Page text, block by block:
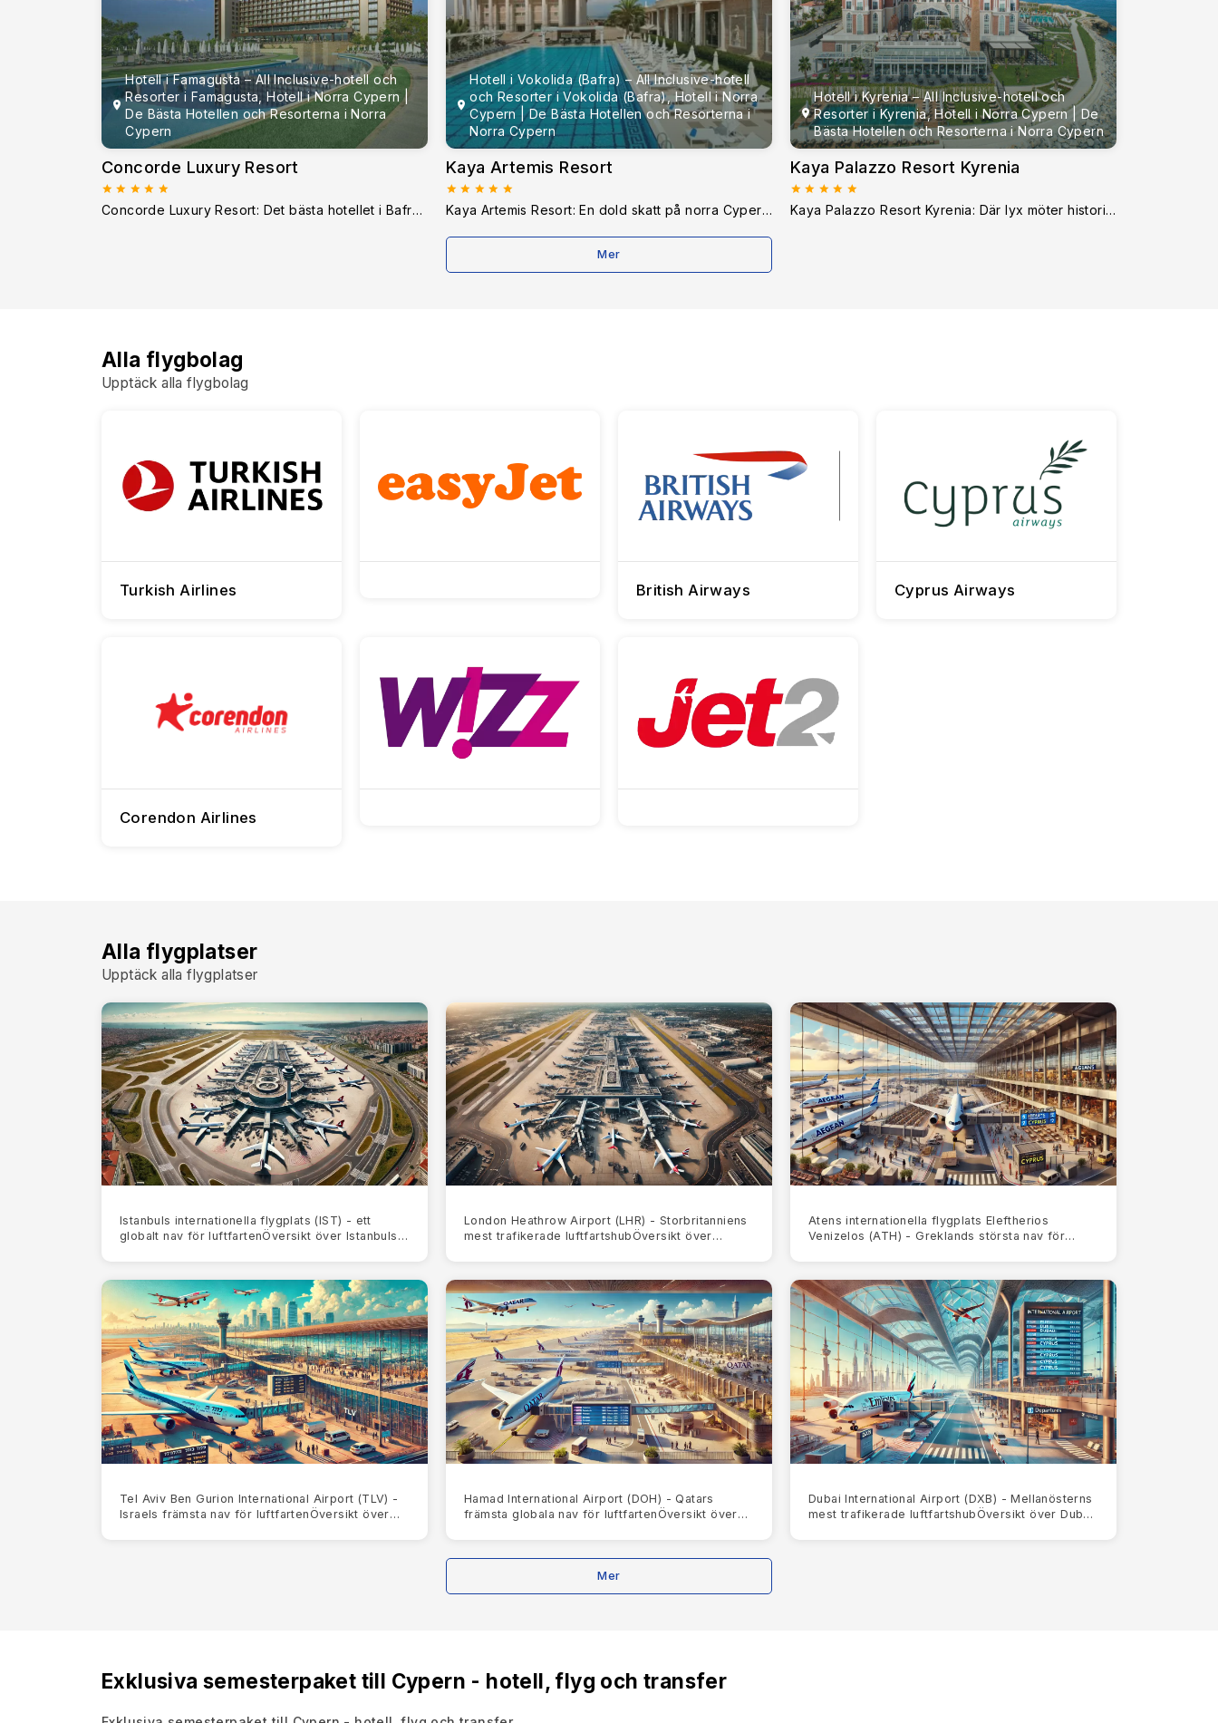
Hotell i Famagusta – All Inclusive-hotell och
Resorter i Famagusta, Hotell i Norra Cypern |
De Bästa Hotellen och Resorterna i Norra
Cypern
Concorde Luxury Resort
Concorde Luxury Resort: Det bästa hotellet i Bafra, norra CypernThe Concorde Luxury Resort i Bafra erbjuder en vacker blandning av lyxiga bekvämligheter, fant
Hotell i Vokolida (Bafra) – All Inclusive-hotell
och Resorter i Vokolida (Bafra), Hotell i Norra
Cypern | De Bästa Hotellen och Resorterna i
Norra Cypern
Kaya Artemis Resort
Kaya Artemis Resort: En dold skatt på norra CypernKaya Artemis Resort är ett arkitektoniskt underverk som kombinerar det förflutnas skönhet med modern lyxko
Hotell i Kyrenia – All Inclusive-hotell och
Resorter i Kyrenia, Hotell i Norra Cypern | De
Bästa Hotellen och Resorterna i Norra Cypern
Kaya Palazzo Resort Kyrenia
Kaya Palazzo Resort Kyrenia: Där lyx möter historia på norra CypernKaya Palazzo Resort är en fridfull plats att bo på i hjärtat av Kyrenia, en av norra Cy
Mer
Alla flygbolag
Upptäck alla flygbolag
Turkish Airlines British Airways Cyprus Airways
Corendon Airlines
Alla flygplatser
Upptäck alla flygplatser
Istanbuls internationella flygplats (IST) - ett
globalt nav för luftfartenÖversikt över Istanbuls
London Heathrow Airport (LHR) - Storbritanniens
mest trafikerade luftfartshubÖversikt över
Atens internationella flygplats Eleftherios
Venizelos (ATH) - Greklands största nav för
Tel Aviv Ben Gurion International Airport (TLV) -
Israels främsta nav för luftfartenÖversikt över
Hamad International Airport (DOH) - Qatars
främsta globala nav för luftfartenÖversikt över
Dubai International Airport (DXB) - Mellanösterns
mest trafikerade luftfartshubÖversikt över Dubai
Mer
Exklusiva semesterpaket till Cypern - hotell, flyg och transfer